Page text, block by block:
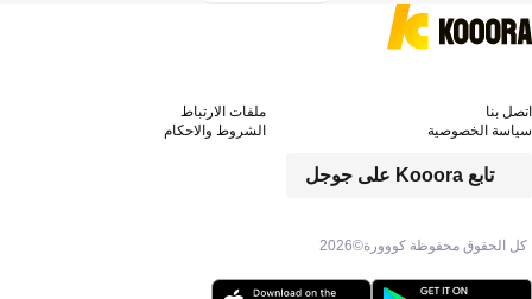
كل الحقوق محفوظة كووورة©2026
تابع Kooora على جوجل
اتصل بنا
ملفات الارتباط
سياسة الخصوصية
الشروط والاحكام